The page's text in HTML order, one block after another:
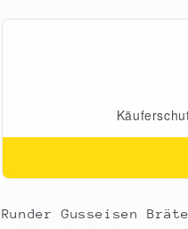
1
Herdarten,
1
Runder Gusseisen